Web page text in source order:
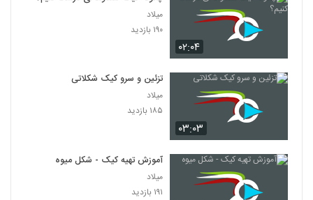
۰۲:۰۴
میلاد
۱۹۰ بازدید
۰۳:۰۳
تزئین و سرو کیک شکلاتی
میلاد
۱۸۵ بازدید
آموزش تهیه کیک - شکل میوه
میلاد
۱۹۱ بازدید